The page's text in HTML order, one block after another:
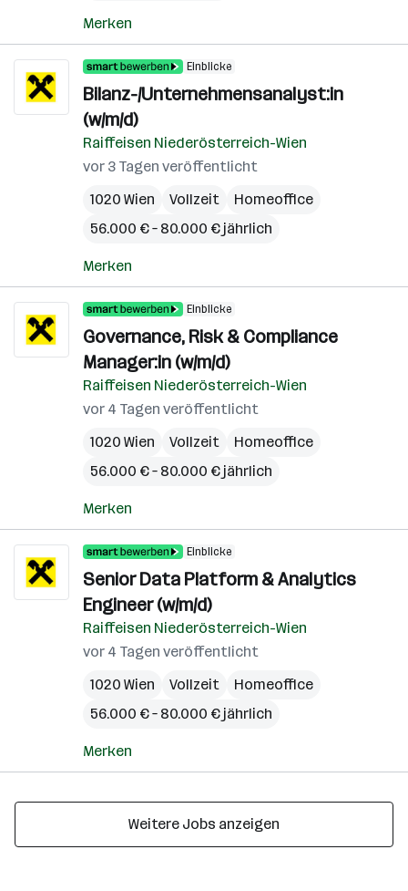
Merken
Einblicke
Bilanz-/Unternehmensanalyst:in
(w/m/d)
Raiffeisen Niederösterreich-Wien
vor 3 Tagen veröffentlicht
1020 Wien
Vollzeit
Homeoffice
56.000 € – 80.000 € jährlich
Merken
Einblicke
Governance, Risk & Compliance
Manager:in (w/m/d)
Raiffeisen Niederösterreich-Wien
vor 4 Tagen veröffentlicht
1020 Wien
Vollzeit
Homeoffice
56.000 € – 80.000 € jährlich
Merken
Einblicke
Senior Data Platform & Analytics
Engineer (w/m/d)
Raiffeisen Niederösterreich-Wien
vor 4 Tagen veröffentlicht
1020 Wien
Vollzeit
Homeoffice
56.000 € – 80.000 € jährlich
Merken
Weitere Jobs anzeigen